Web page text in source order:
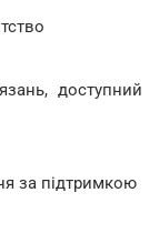
доступний
за підтримкою